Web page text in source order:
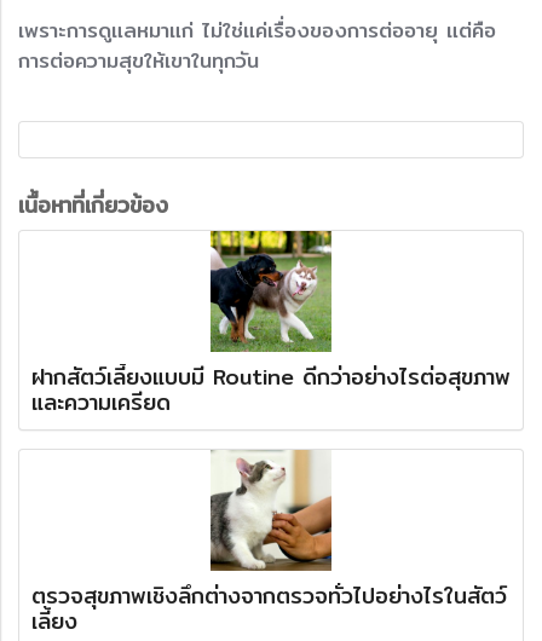
เพราะการดูแลหมาแก่ ไม่ใช่แค่เรื่องของการต่ออายุ แต่คือ
การต่อความสุขให้เขาในทุกวัน
เนื้อหาที่เกี่ยวข้อง
ฝากสัตว์เลี้ยงแบบมี Routine ดีกว่าอย่างไรต่อสุขภาพ
และความเครียด
ตรวจสุขภาพเชิงลึกต่างจากตรวจทั่วไปอย่างไรในสัตว์
เลี้ยง